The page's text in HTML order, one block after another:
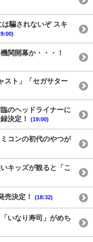
は騙されないぞ スキ
関開幕か・・・！
スト」「セガサター
のヘッドライナーに
決定！
(19:00)
コンの初代のやつが
キッズが観ると「こ
売決定！ (18:32)
いなり寿司」がめち